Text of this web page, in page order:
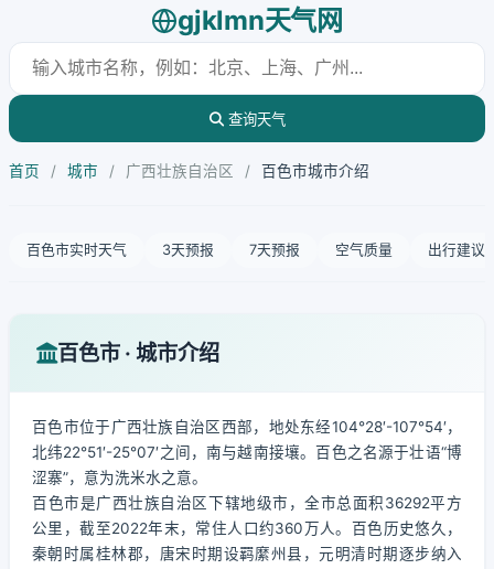
gjklmn天气网
查询天气
首页 / 城市 / 广西壮族自治区 / 百色市城市介绍
百色市实时天气 3天预报 7天预报 空气质量 出行建议
百色市 · 城市介绍
百色市位于广西壮族自治区西部，地处东经104°28′-107°54′，
北纬22°51′-25°07′之间，南与越南接壤。百色之名源于壮语“博
涩寨”，意为洗米水之意。
百色市是广西壮族自治区下辖地级市，全市总面积36292平方
公里，截至2022年末，常住人口约360万人。百色历史悠久，
秦朝时属桂林郡，唐宋时期设羁縻州县，元明清时期逐步纳入